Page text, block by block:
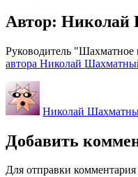
Автор: Николай
Руководитель "Шахматное
автора Николай
Николай
Добавить
Для отправки